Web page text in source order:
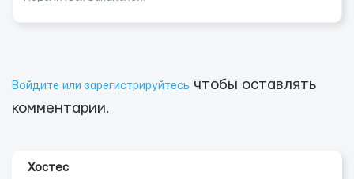
Войдите или зарегистрируйтесь чтобы оставлять
комментарии.
Хостес